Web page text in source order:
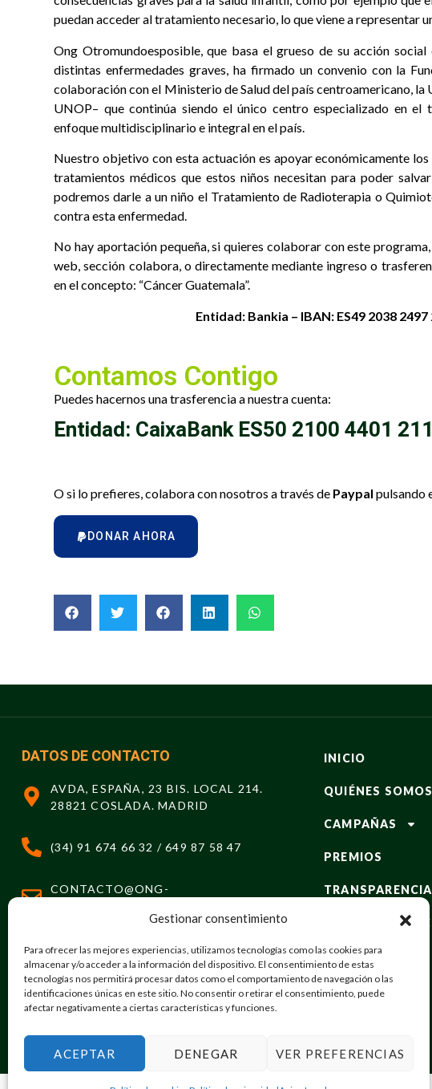
Gestionar consentimiento
Para ofrecer las mejores experiencias, utilizamos tecnologías como las cookies para
almacenar y/o acceder a la información del dispositivo. El consentimiento de estas
tecnologías nos permitirá procesar datos como el comportamiento de navegación o las
identificaciones únicas en este sitio. No consentir o retirar el consentimiento, puede
afectar negativamente a ciertas características y funciones.
ACEPTAR DENEGAR VER PREFERENCIAS
puedan acceder al tratamiento necesario, lo que viene a representar
Ong Otromundoesposible, que basa el grueso de su acción social
distintas enfermedades graves, ha firmado un convenio con la
colaboración con el Ministerio de Salud del país centroamericano,
UNOP– que continúa siendo el único centro especializado en
enfoque multidisciplinario e integral en el país.
Nuestro objetivo con esta actuación es apoyar económicamente
tratamientos médicos que estos niños necesitan para poder
podremos darle a un niño el Tratamiento de Radioterapia o
contra esta enfermedad.
No hay aportación pequeña, si quieres colaborar con este
web, sección colabora, o directamente mediante ingreso o
en el concepto: “Cáncer Guatemala”.
Entidad: Bankia – IBAN: ES49 2038 2497
Contamos Contigo
Puedes hacernos una trasferencia a nuestra cuenta:
Entidad: CaixaBank ES50 2100 4401
O si lo prefieres, colabora con nosotros a través de Paypal pulsando
DONAR AHORA
DATOS DE CONTACTO
AVDA, ESPAÑA, 23 BIS. LOCAL 214.
28821 COSLADA. MADRID
(34) 91 674 66 32 / 649 87 58 47
CONTACTO@ONG-
INICIO
QUIÉNES SOMOS
CAMPAÑAS
PREMIOS
TRANSPARENCIA
PROGRAMAS Y
EVENTOS
NOTICIAS